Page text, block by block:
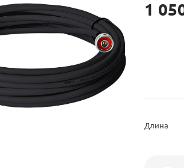
1
Длина